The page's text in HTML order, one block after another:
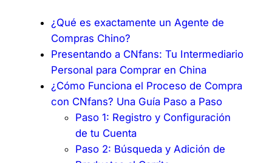
¿Qué es exactamente un Agente de
Compras Chino?
Presentando a CNfans: Tu Intermediario
Personal para Comprar en China
¿Cómo Funciona el Proceso de Compra
con CNfans? Una Guía Paso a Paso
Paso 1: Registro y Configuración
de tu Cuenta
Paso 2: Búsqueda y Adición de